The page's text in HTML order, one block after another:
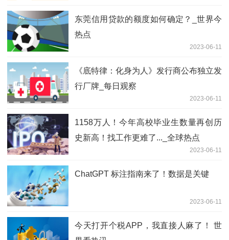
东莞信用贷款的额度如何确定？_世界今
热点
2023-06-11
《底特律：化身为人》发行商公布独立发
行厂牌_每日观察
2023-06-11
1158万人！今年高校毕业生数量再创历
史新高！找工作更难了..._全球热点
2023-06-11
ChatGPT 标注指南来了！数据是关键
2023-06-11
今天打开个税APP，我直接人麻了！ 世